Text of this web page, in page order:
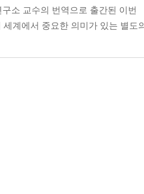
소 교수의 번역으로 출간된 이
계에서 중요한 의미가 있는 별도